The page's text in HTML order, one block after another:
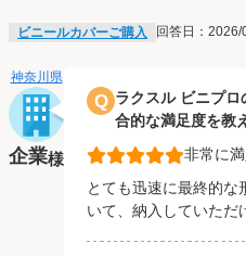
ビニールカバーご購入 回答日：2026/
神奈川県
企業様
Q ラクスル ビニプ
合的な満足度を教
非常に満
とても迅速に最終的な
いて、納入していただ